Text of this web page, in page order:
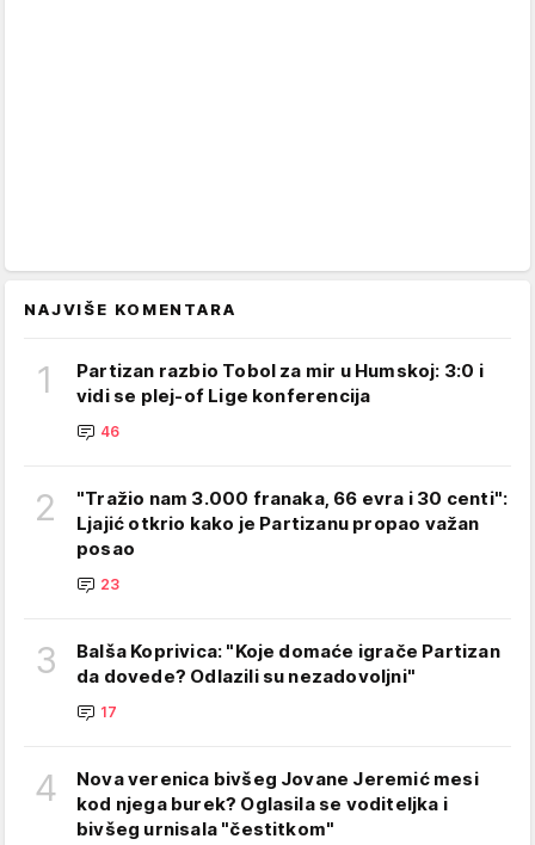
NAJVIŠE KOMENTARA
1
Partizan razbio Tobol za mir u Humskoj: 3:0 i
vidi se plej-of Lige konferencija
46
2
"Tražio nam 3.000 franaka, 66 evra i 30 centi":
Ljajić otkrio kako je Partizanu propao važan
posao
23
3
Balša Koprivica: "Koje domaće igrače Partizan
da dovede? Odlazili su nezadovoljni"
17
4
Nova verenica bivšeg Jovane Jeremić mesi
kod njega burek? Oglasila se voditeljka i
bivšeg urnisala "čestitkom"